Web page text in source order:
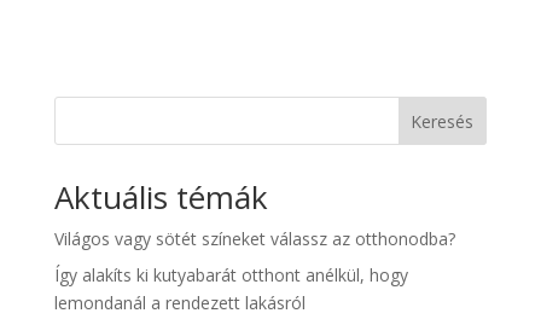
Keresés
Aktuális témák
Világos vagy sötét színeket válassz az otthonodba?
Így alakíts ki kutyabarát otthont anélkül, hogy
lemondanál a rendezett lakásról